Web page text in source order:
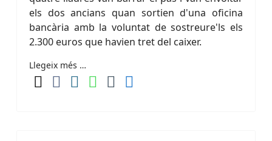
els dos ancians quan sortien d'una oficina
bancària amb la voluntat de sostreure'ls els
2.300 euros que havien tret del caixer.
Llegeix més …